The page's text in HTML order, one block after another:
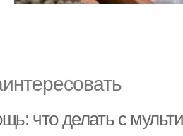
что делать с